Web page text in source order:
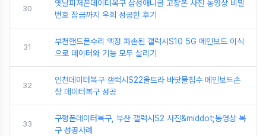
30
옛날피처폰데이터복구 삼성애니콜 고장폰 사진 동영상 비밀
번호 잠금까지 우회 성공한 후기
31
부천핸드폰수리 액정 파손된 갤럭시S10 5G 메인보드 이식
으로 데이터와 기능 모두 살리기
32
인천데이터복구 갤럭시S22울트라 바닷물침수 메인보드손
상 데이터복구 성공
33
구형폰데이터복구, 부산 갤럭시S2 사진&middot;동영상 복
구 성공사례